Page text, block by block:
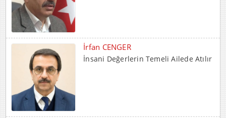
İrfan CENGER
İnsani Değerlerin Temeli Ailede Atılır